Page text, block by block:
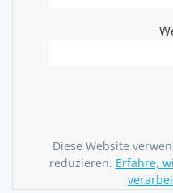
Diese Website
reduzieren. Erfahre,